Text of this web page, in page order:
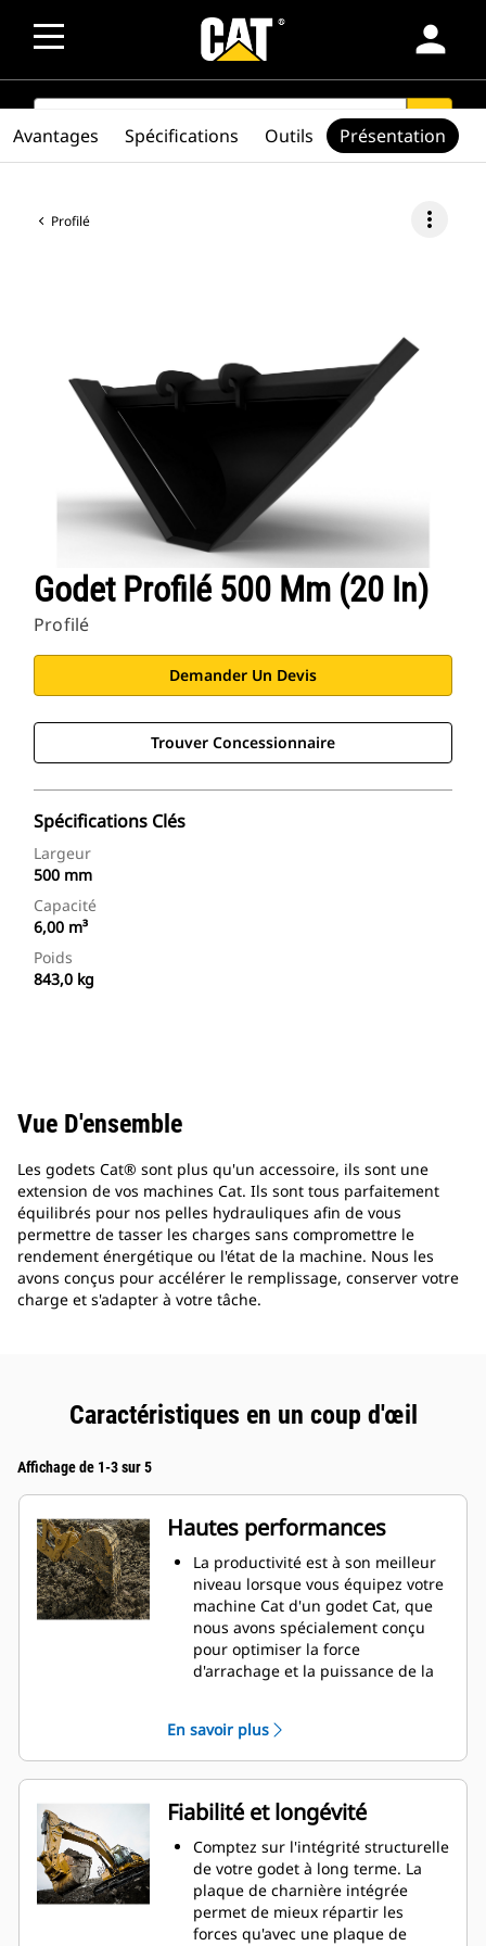
person
SEARCH search
Profilé more_vert
Godet Profilé 500 Mm (20 In)
Profilé
Demander Un Devis
Trouver Concessionnaire
Spécifications Clés
Largeur
500 mm
Capacité
6,00 m³
Poids
843,0 kg
Avantages Spécifications Outils Présentation
Vue D'ensemble
Les godets Cat® sont plus qu'un accessoire, ils sont une
extension de vos machines Cat. Ils sont tous parfaitement
équilibrés pour nos pelles hydrauliques afin de vous
permettre de tasser les charges sans compromettre le
rendement énergétique ou l'état de la machine. Nous les
avons conçus pour accélérer le remplissage, conserver votre
charge et s'adapter à votre tâche.
Caractéristiques en un coup d'œil
Affichage de 1-3 sur 5
Hautes performances
La productivité est à son meilleur
niveau lorsque vous équipez votre
machine Cat d'un godet Cat, que
nous avons spécialement conçu
pour optimiser la force
d'arrachage et la puissance de la
double améliore le flux des
matières dans le godet. Le
dégagement de talon accru
garantit que le fond du godet ne
frotte pas, ce qui réduit les coûts
d'entretien.
La consommation de carburant est
maximale lors de l'excavation. Les
godets Cat sont conçus pour
creuser dans les matériaux
En savoir plus
Fiabilité et longévité
Comptez sur l'intégrité structurelle
de votre godet à long terme. La
plaque de charnière intégrée
permet de mieux répartir les
forces qu'avec une plaque de